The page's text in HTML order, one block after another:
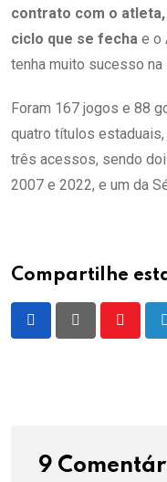
contrato com o
ciclo que se fecha e o
tenha muito sucesso na
Foram 167 jogos e 88
quatro títulos
três acessos, sendo
2007 e 2022, e um da
Compartilhe
9